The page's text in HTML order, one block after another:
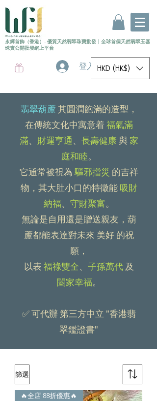
永輝首飾（香港）- 優質天然翡翠珠寶批發 〡 全球首個天然翡翠玉器
珠寶公開批發網上平台
登入 HKD (HK$)
翡翠葫蘆其圓潤飽滿的造型，
在傳統文化中寓意着福氣滿
滿、 財運亨通、 長壽健康與家
庭和睦。
它通常被視為驅邪擋災的吉祥
物，其大肚小口的特徵能吸財
納福、 守財聚富。
無論是自用還是贈送親友，葫
蘆都能表達對未來 美好 的祝
願，
以表福祿雙全、 子孫萬代及
闔家幸福。
✅ 可代辦 第三方中立 "香港翡
翠鑑證書"
篩選
🔥全店 88折優惠🔥